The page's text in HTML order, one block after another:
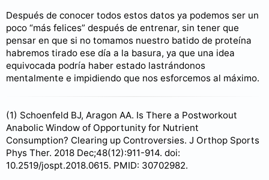
Después de conocer todos estos datos ya podemos ser un
poco “más felices” después de entrenar, sin tener que
pensar en que si no tomamos nuestro batido de proteína
habremos tirado ese día a la basura, ya que una idea
equivocada podría haber estado lastrándonos
mentalmente e impidiendo que nos esforcemos al máximo.
(1) Schoenfeld BJ, Aragon AA. Is There a Postworkout
Anabolic Window of Opportunity for Nutrient
Consumption? Clearing up Controversies. J Orthop Sports
Phys Ther. 2018 Dec;48(12):911-914. doi:
10.2519/jospt.2018.0615. PMID: 30702982.